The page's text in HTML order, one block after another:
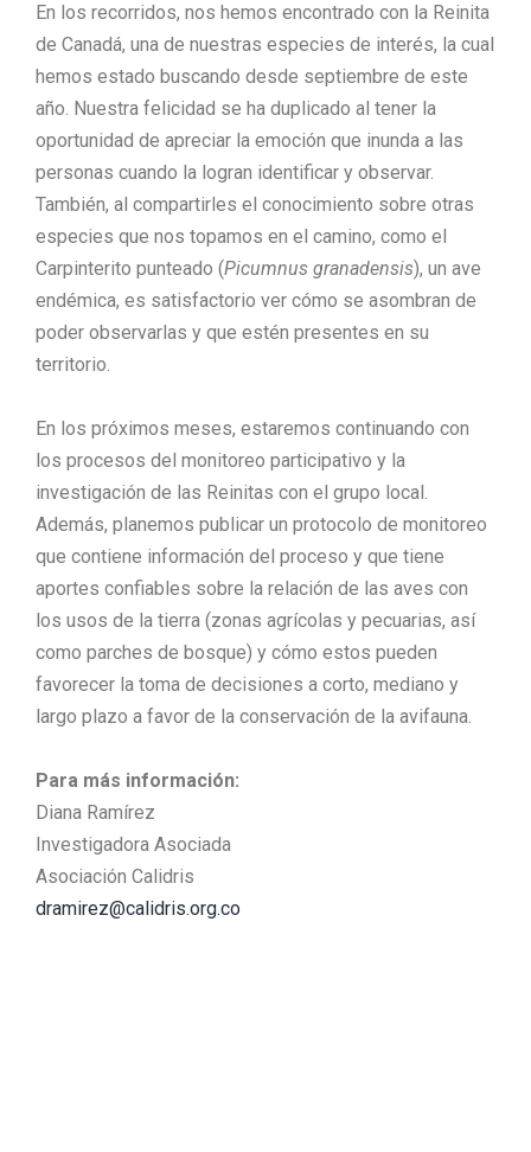
En los recorridos, nos hemos encontrado con la Reinita
de Canadá, una de nuestras especies de interés, la cual
hemos estado buscando desde septiembre de este
año. Nuestra felicidad se ha duplicado al tener la
oportunidad de apreciar la emoción que inunda a las
personas cuando la logran identificar y observar.
También, al compartirles el conocimiento sobre otras
especies que nos topamos en el camino, como el
Carpinterito punteado (Picumnus granadensis), un ave
endémica, es satisfactorio ver cómo se asombran de
poder observarlas y que estén presentes en su
territorio.
En los próximos meses, estaremos continuando con
los procesos del monitoreo participativo y la
investigación de las Reinitas con el grupo local.
Además, planemos publicar un protocolo de monitoreo
que contiene información del proceso y que tiene
aportes confiables sobre la relación de las aves con
los usos de la tierra (zonas agrícolas y pecuarias, así
como parches de bosque) y cómo estos pueden
favorecer la toma de decisiones a corto, mediano y
largo plazo a favor de la conservación de la avifauna.
Para más información:
Diana Ramírez
Investigadora Asociada
Asociación Calidris
dramirez@calidris.org.co